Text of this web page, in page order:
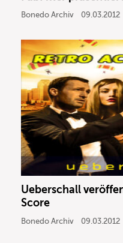
Bonedo Archiv 09.03.2012
Ueberschall
Score
Bonedo Archiv 09.03.2012